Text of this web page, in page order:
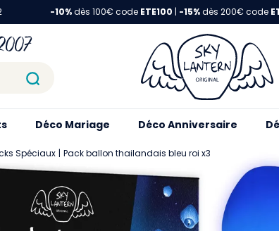
-10%dès 100€ code ETE100 | -15%dès 200€ code
Déco Mariage Déco Anniversaire
Spéciaux Pack ballon thailandais bleu roi x3